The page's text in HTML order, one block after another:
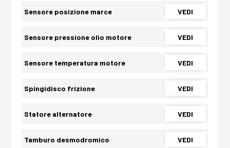
Sensore posizione marce VEDI
Sensore pressione olio motore VEDI
Sensore temperatura motore VEDI
Spingidisco frizione VEDI
Statore alternatore VEDI
Tamburo desmodromico VEDI